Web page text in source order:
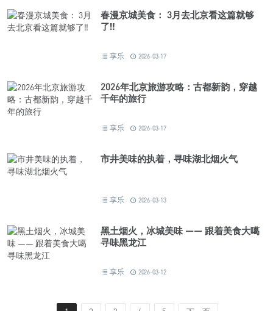
春漫京城美食： 3月去北京看这篇就够
了‼️
享乐 2026-03-17
2026年北京旅游攻略：古都新韵，穿越
千年的旅行
享乐 2026-03-17
市井美味的执着，寻味湖北烟火气
享乐 2026-03-13
黑土烟火，冰城美味 —— 跟着美食大噶
寻味黑龙江
享乐 2026-03-12